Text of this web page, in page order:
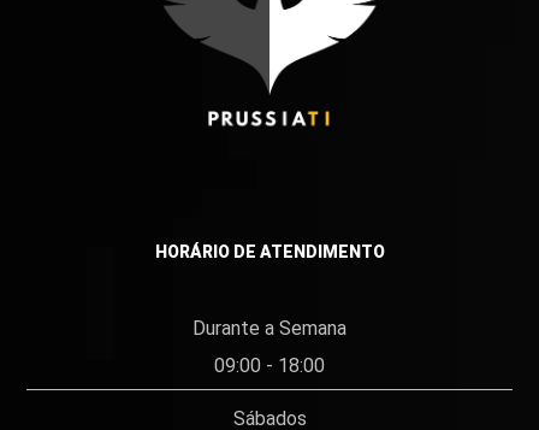
HORÁRIO DE ATENDIMENTO
Durante a Semana
09:00 - 18:00
Sábados